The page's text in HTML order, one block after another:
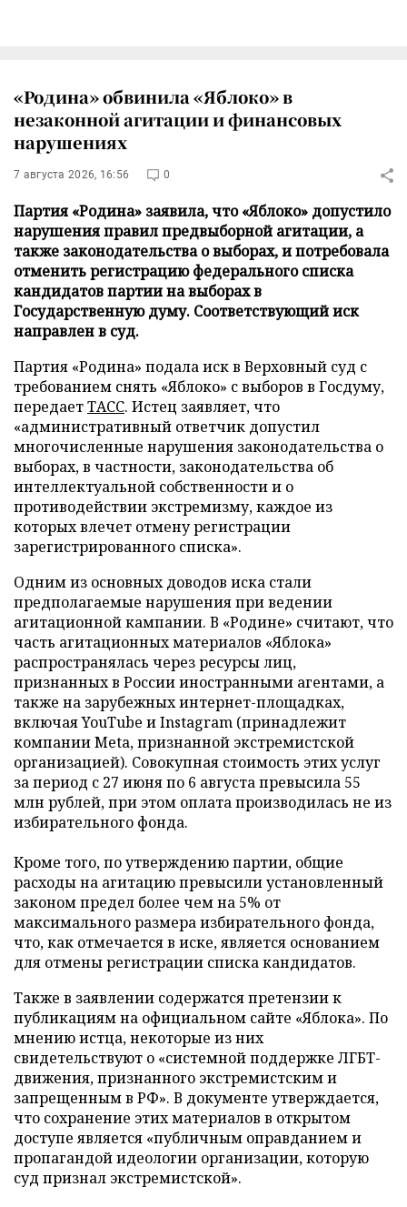
«Родина» обвинила «Яблоко» в
незаконной агитации и финансовых
нарушениях
7 августа 2026, 16:56 0
Партия «Родина» заявила, что «Яблоко» допустило
нарушения правил предвыборной агитации, а
также законодательства о выборах, и потребовала
отменить регистрацию федерального списка
кандидатов партии на выборах в
Государственную думу. Соответствующий иск
направлен в суд.
Партия «Родина» подала иск в Верховный суд с
требованием снять «Яблоко» с выборов в Госдуму,
передаетТАСС. Истец заявляет, что
«административный ответчик допустил
многочисленные нарушения законодательства о
выборах, в частности, законодательства об
интеллектуальной собственности и о
противодействии экстремизму, каждое из
которых влечет отмену регистрации
зарегистрированного списка».
Одним из основных доводов иска стали
предполагаемые нарушения при ведении
агитационной кампании. В «Родине» считают, что
часть агитационных материалов «Яблока»
распространялась через ресурсы лиц,
признанных в России иностранными агентами, а
также на зарубежных интернет-площадках,
включая YouTube и Instagram (принадлежит
компании Meta, признанной экстремистской
организацией). Совокупная стоимость этих услуг
за период с 27 июня по 6 августа превысила 55
млн рублей, при этом оплата производилась не из
избирательного фонда.
Кроме того, по утверждению партии, общие
расходы на агитацию превысили установленный
законом предел более чем на 5% от
максимального размера избирательного фонда,
что, как отмечается в иске, является основанием
для отмены регистрации списка кандидатов.
Также в заявлении содержатся претензии к
публикациям на официальном сайте «Яблока». По
мнению истца, некоторые из них
свидетельствуют о «системной поддержке ЛГБТ-
движения, признанного экстремистским и
запрещенным в РФ». В документе утверждается,
что сохранение этих материалов в открытом
доступе является «публичным оправданием и
пропагандой идеологии организации, которую
суд признал экстремистской».